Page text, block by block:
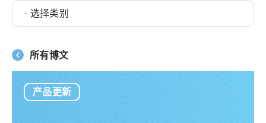
- 选择类别
所有博文
产品更新